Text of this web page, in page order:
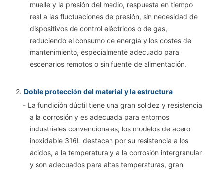
muelle y la presión del medio, respuesta en tiempo
real a las fluctuaciones de presión, sin necesidad de
dispositivos de control eléctricos o de gas,
reduciendo el consumo de energía y los costes de
mantenimiento, especialmente adecuado para
escenarios remotos o sin fuente de alimentación.
2. Doble protección del material y la estructura
- La fundición dúctil tiene una gran solidez y resistencia
a la corrosión y es adecuada para entornos
industriales convencionales; los modelos de acero
inoxidable 316L destacan por su resistencia a los
ácidos, a la temperatura y a la corrosión intergranular
y son adecuados para altas temperaturas, gran